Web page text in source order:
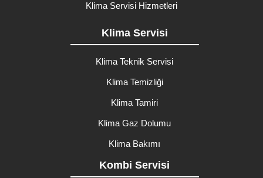
Klima Servisi Hizmetleri
Klima Servisi
Klima Teknik Servisi
Klima Temizliği
Klima Tamiri
Klima Gaz Dolumu
Klima Bakımı
Kombi Servisi